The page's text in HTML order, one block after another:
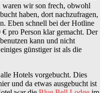
wir son frech, obwohl
haben, dort nachzufragen,
Eben schnell bei der Hotline
pro Person klar gemacht. Der
kann und nicht
günstiger ist als die
Hotels vorgebucht. Dies
und da etwas ausgebucht ist